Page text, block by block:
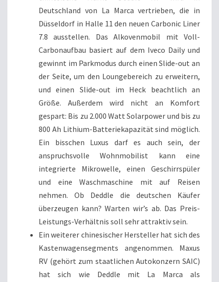
Deutschland von La Marca vertrieben, die in
Düsseldorf in Halle 11 den neuen Carbonic Liner
7.8 ausstellen. Das Alkovenmobil mit Voll-
Carbonaufbau basiert auf dem Iveco Daily und
gewinnt im Parkmodus durch einen Slide-out an
der Seite, um den Loungebereich zu erweitern,
und einen Slide-out im Heck beachtlich an
Größe. Außerdem wird nicht an Komfort
gespart: Bis zu 2.000 Watt Solarpower und bis zu
800 Ah Lithium-Batteriekapazität sind möglich.
Ein bisschen Luxus darf es auch sein, der
anspruchsvolle Wohnmobilist kann eine
integrierte Mikrowelle, einen Geschirrspüler
und eine Waschmaschine mit auf Reisen
nehmen. Ob Deddle die deutschen Käufer
überzeugen kann? Warten wir’s ab. Das Preis-
Leistungs-Verhältnis soll sehr attraktiv sein.
Ein weiterer chinesischer Hersteller hat sich des
Kastenwagensegments angenommen. Maxus
RV (gehört zum staatlichen Autokonzern SAIC)
hat sich wie Deddle mit La Marca als